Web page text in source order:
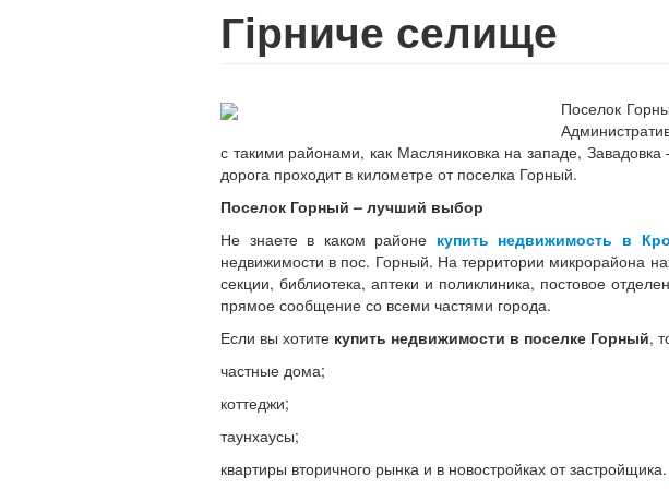
Гірниче селище
Поселок
с такими районами, как Масляниковка на западе,
дорога проходит в километре от поселка Горный.
Поселок Горный – лучший выбор
Не знаете в каком районе купить недвижимость в
недвижимости в пос. Горный. На территории микрорайона
секции, библиотека, аптеки и поликлиника, постовое
прямое сообщение со всеми частями города.
Если вы хотите купить недвижимости в поселке Горный,
частные дома;
коттеджи;
таунхаусы;
квартиры вторичного рынка и в новостройках от застройщика.